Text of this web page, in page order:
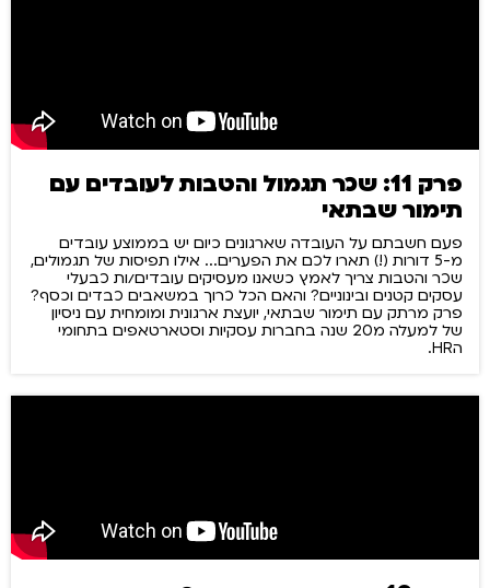
פרק 11: שכר תגמול והטבות לעובדים עם
תימור שבתאי
פעם חשבתם על העובדה שארגונים כיום יש בממוצע עובדים
מ-5 דורות (!) תארו לכם את הפערים... אילו תפיסות של תגמולים,
שכר והטבות צריך לאמץ כשאנו מעסיקים עובדים/ות כבעלי
עסקים קטנים ובינוניים? והאם הכל כרוך במשאבים כבדים וכסף?
פרק מרתק עם תימור שבתאי, יועצת ארגונית ומומחית עם ניסיון
של למעלה מ20 שנה בחברות עסקיות וסטארטאפים בתחומי
הHR.